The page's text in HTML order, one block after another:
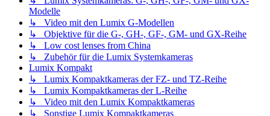
Modelle
↳ Video mit den Lumix G-Modellen
↳ Objektive für die G-, GH-, GF-, GM- und GX-Reihe
↳ Low cost lenses from China
↳ Zubehör für die Lumix Systemkameras
Lumix Kompakt
↳ Lumix Kompaktkameras der FZ- und TZ-Reihe
↳ Lumix Kompaktkameras der L-Reihe
↳ Video mit den Lumix Kompaktkameras
↳ Sonstige Lumix Kompaktkameras